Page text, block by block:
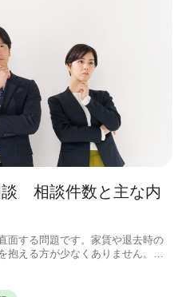
談 相談件数と主な内
面する問題です。家賃や退去時の
抱える方が少なくありません。こ
に関する最新の統計データや主